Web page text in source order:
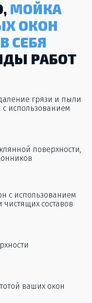
МОЙКА
ОКОН
СЕБЯ
РАБОТ
грязи и пыли
с использованием
поверхности,
с использованием
составов
ваших окон